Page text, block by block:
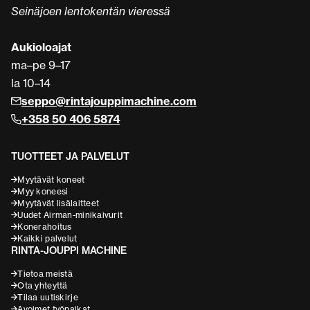
Seinäjoen lentokentän vieressä
Aukioloajat
ma–pe 9–17
la 10–14
seppo@rintajouppimachine.com
+358 50 406 5874
TUOTTEET JA PALVELUT
Myytävät koneet
Myy koneesi
Myytävät lisälaitteet
Uudet Airman-minikaivurit
Konerahoitus
Kaikki palvelut
RINTA-JOUPPI MACHINE
Tietoa meistä
Ota yhteyttä
Tilaa uutiskirje